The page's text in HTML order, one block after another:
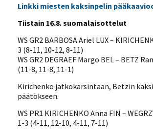
Linkki miesten kaksinpelin
Tiistain 16.8. suomalaisottelut
WS GR2 BARBOSA Ariel LUX –
3 (8-11, 10-12, 8-11)
WS GR2 DEGRAEF Margo BEL – BETZ
(11-8, 11-8, 11-1)
Kirichenko jatkokarsintaan, Betzin
päätökseen.
WS PR1 KIRICHENKO Anna FIN –
1-3 (4-11, 12-10, 4-11, 7-11)